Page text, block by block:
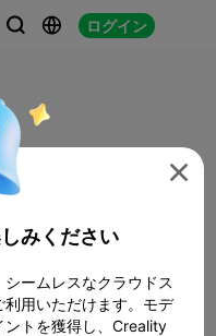
  ログイン

みください
ームレスなクラウドス
用いただけます。モデ
ントを獲得し、Creality